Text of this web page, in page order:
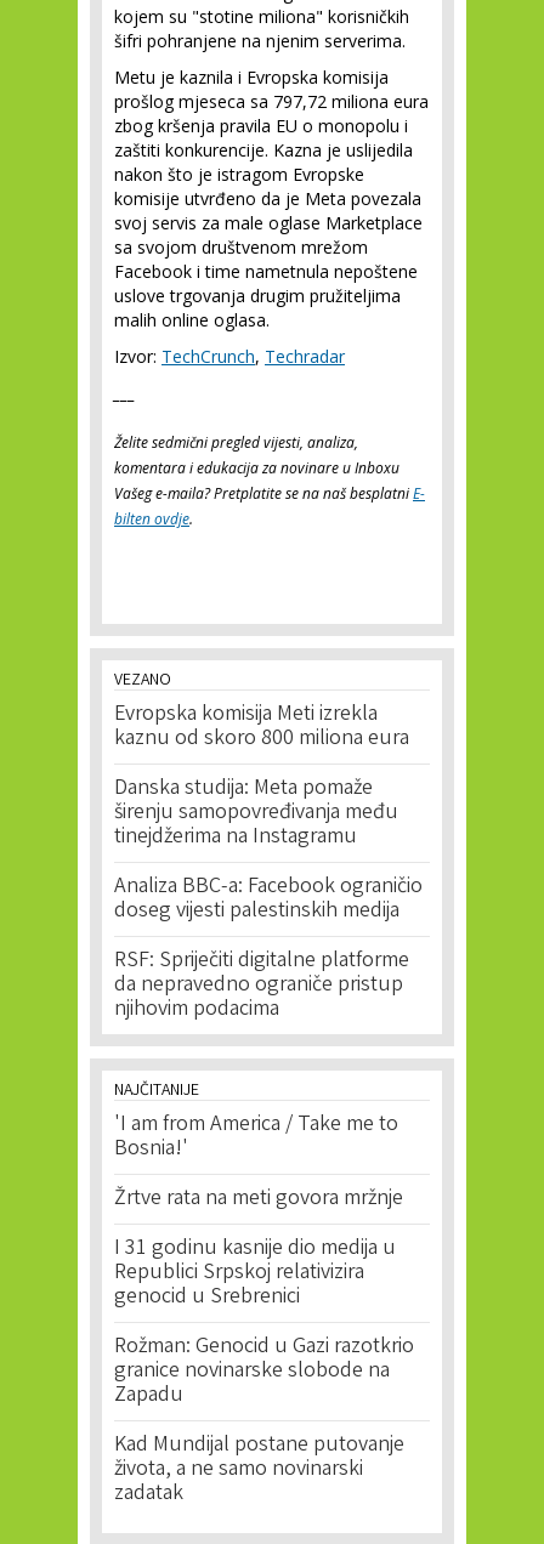
kojem su "stotine miliona" korisničkih
šifri pohranjene na njenim serverima.
Metu je kaznila i Evropska komisija
prošlog mjeseca sa 797,72 miliona eura
zbog kršenja pravila EU o monopolu i
zaštiti konkurencije. Kazna je uslijedila
nakon što je istragom Evropske
komisije utvrđeno da je Meta povezala
svoj servis za male oglase Marketplace
sa svojom društvenom mrežom
Facebook i time nametnula nepoštene
uslove trgovanja drugim pružiteljima
malih online oglasa.
Izvor: TechCrunch, Techradar
Želite sedmični pregled vijesti, analiza,
komentara i edukacija za novinare u Inboxu
Vašeg e-maila? Pretplatite se na naš besplatniE-
bilten ovdje.
VEZANO
Evropska komisija Meti izrekla
kaznu od skoro 800 miliona eura
Danska studija: Meta pomaže
širenju samopovređivanja među
tinejdžerima na Instagramu
Analiza BBC-a: Facebook ograničio
doseg vijesti palestinskih medija
RSF: Spriječiti digitalne platforme
da nepravedno ograniče pristup
njihovim podacima
NAJČITANIJE
'I am from America / Take me to
Bosnia!'
Žrtve rata na meti govora mržnje
I 31 godinu kasnije dio medija u
Republici Srpskoj relativizira
genocid u Srebrenici
Rožman: Genocid u Gazi razotkrio
granice novinarske slobode na
Zapadu
Kad Mundijal postane putovanje
života, a ne samo novinarski
zadatak